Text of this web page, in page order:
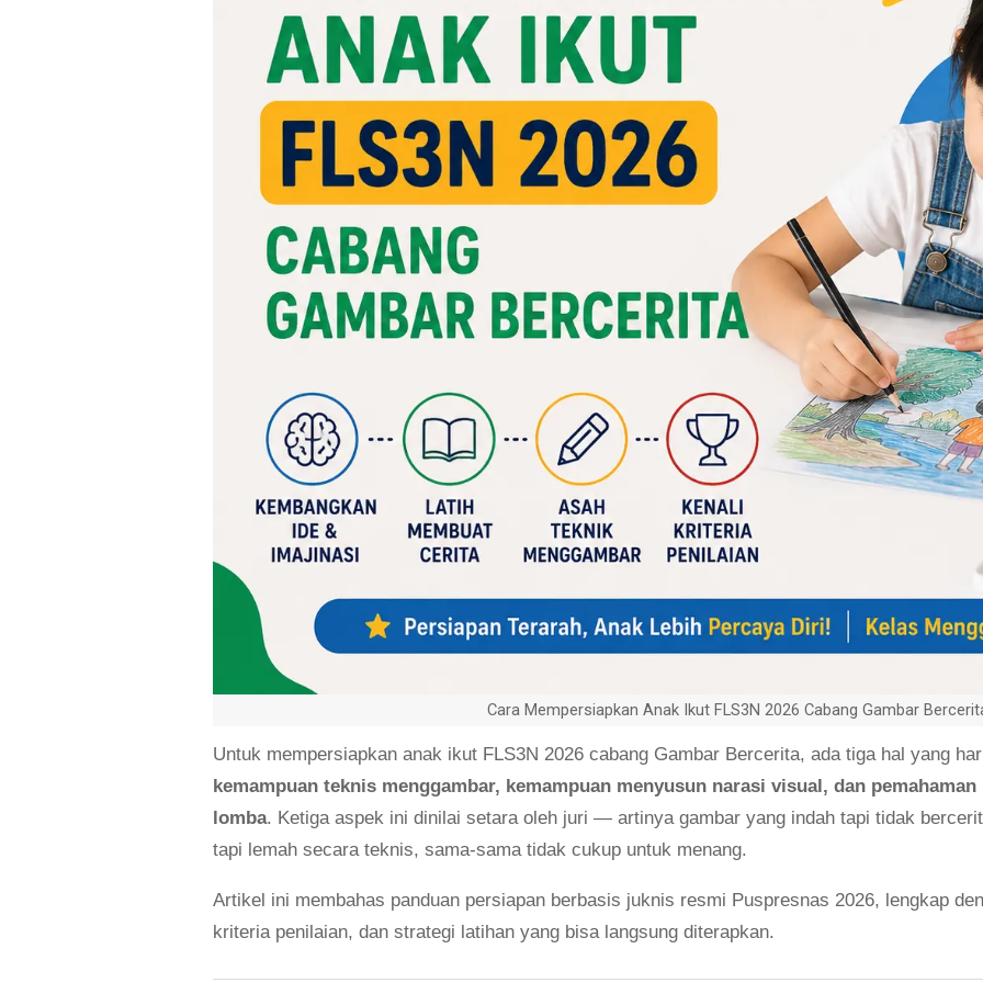
Cara Mempersiapkan Anak Ikut FLS3N 2026 Cabang Gambar
Untuk mempersiapkan anak ikut FLS3N 2026 cabang Gambar Bercerita, ada tiga hal yang
kemampuan teknis menggambar, kemampuan menyusun narasi visual, dan
lomba. Ketiga aspek ini dinilai setara oleh juri — artinya gambar yang indah tapi tidak
tapi lemah secara teknis, sama-sama tidak cukup untuk menang.
Artikel ini membahas panduan persiapan berbasis juknis resmi Puspresnas 2026, lengkap
kriteria penilaian, dan strategi latihan yang bisa langsung diterapkan.